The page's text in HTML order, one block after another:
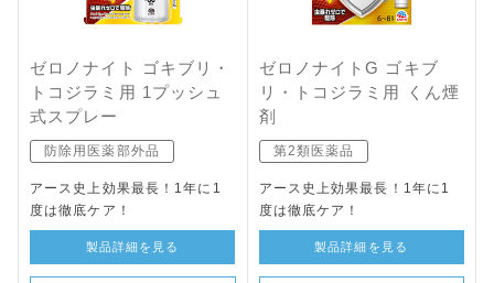
ゼロノナイト ゴキブリ・
トコジラミ用 1プッシュ
式スプレー
防除用医薬部外品
アース史上効果最長！1年に1
度は徹底ケア！
製品詳細を見る
ゼロノナイトG ゴキブ
リ・トコジラミ用 くん煙
剤
第2類医薬品
アース史上効果最長！1年に1
度は徹底ケア！
製品詳細を見る